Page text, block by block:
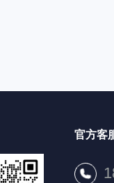
官方客